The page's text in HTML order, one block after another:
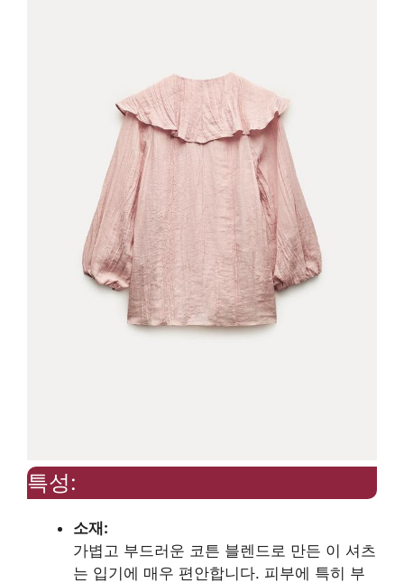
특성:
소재:
가볍고 부드러운 코튼 블렌드로 만든 이 셔츠
는 입기에 매우 편안합니다. 피부에 특히 부